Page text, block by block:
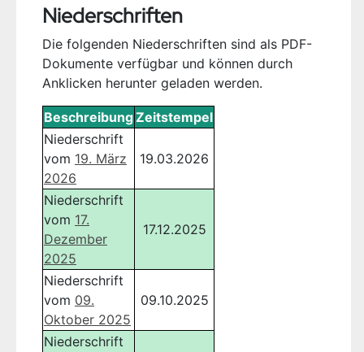
Niederschriften
Die folgenden Niederschriften sind als PDF-
Dokumente verfügbar und können durch
Anklicken herunter geladen werden.
BeschreibungZeitstempel
Niederschrift
vom 19. März
2026
19.03.2026
Niederschrift
vom 17.
Dezember
2025
17.12.2025
Niederschrift
vom 09.
Oktober 2025
09.10.2025
Niederschrift